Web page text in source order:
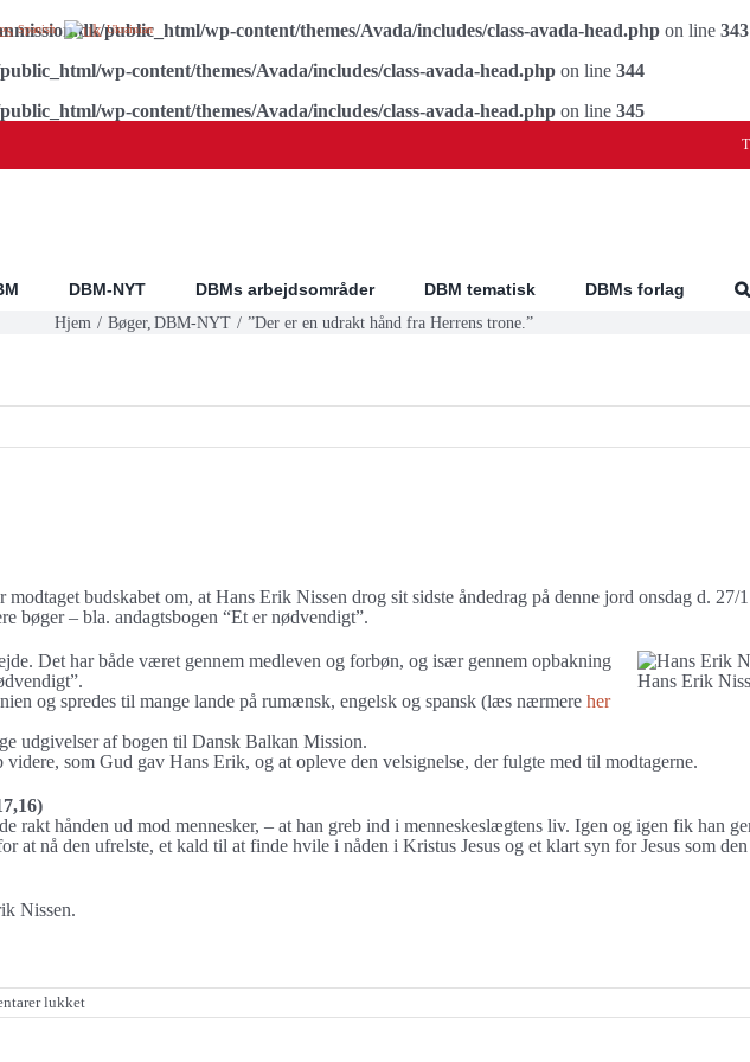
public_html/wp-content/themes/Avada/includes/class-avada-head.php on line 343
wp-content/themes/Avada/includes/class-avada-head.php on line 344
wp-content/themes/Avada/includes/class-avada-head.php on line 345
DBM-NYT DBMs arbejdsområder DBM tematisk DBMs forlag
Hjem Bøger DBM-NYT ”Der er en udrakt hånd fra Herrens trone.”
budskabet om, at Hans Erik Nissen drog sit sidste åndedrag på denne jord onsdag d.
– bla. andagtsbogen “Et er nødvendigt”.
Hans Erik
Det har både været gennem medleven og forbøn, og især gennem opbakning
og spredes til mange lande på rumænsk, engelsk og spansk (læs nærmere her
udgivelser af bogen til Dansk Balkan Mission.
som Gud gav Hans Erik, og at opleve den velsignelse, der fulgte med til modtagerne.
rakt hånden ud mod mennesker, – at han greb ind i menneskeslægtens liv. Igen og igen fik han
at nå den ufrelste, et kald til at finde hvile i nåden i Kristus Jesus og et klart syn for Jesus som
Nissen.
lukkettil
”Der
Spanish Ukrainian